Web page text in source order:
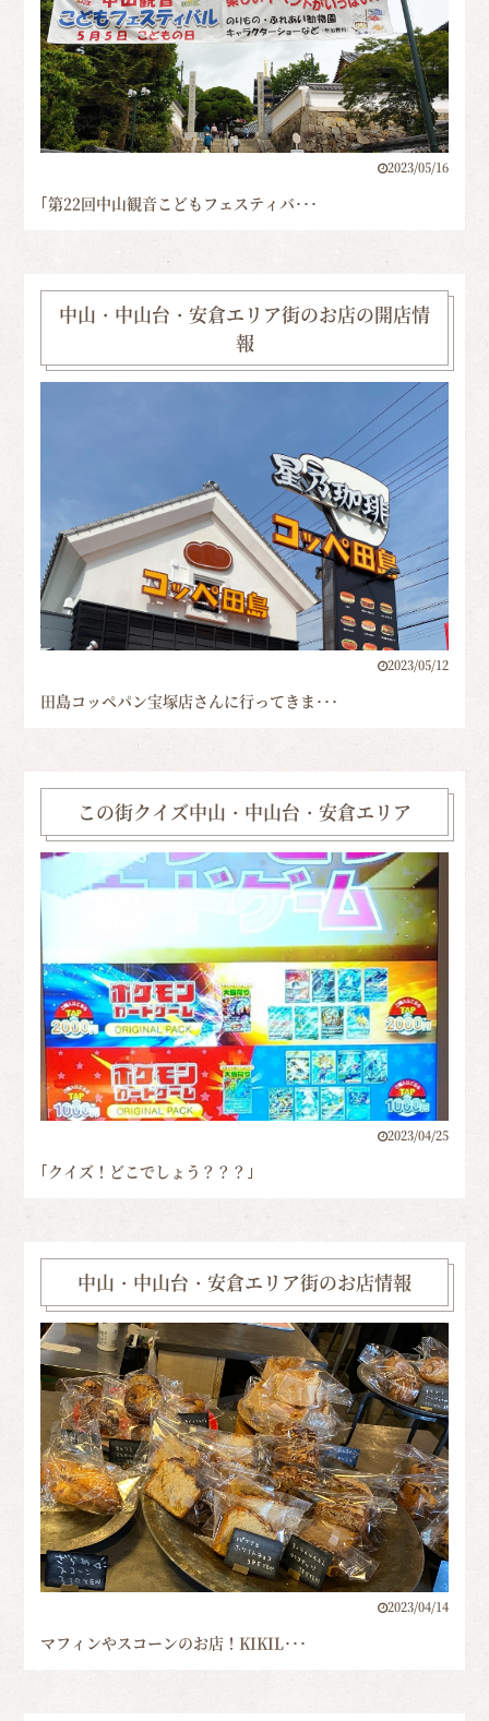
2023/05/16
｢第22回中山観音こどもフェスティバ･･･
中山・中山台・安倉エリア街のお店の開店情
報
2023/05/12
田島コッペパン宝塚店さんに行ってきま･･･
この街クイズ中山・中山台・安倉エリア
2023/04/25
｢クイズ！どこでしょう？？？｣
中山・中山台・安倉エリア街のお店情報
2023/04/14
マフィンやスコーンのお店！KIKIL･･･